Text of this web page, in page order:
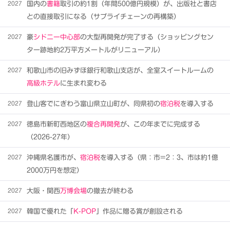
2027 国内の書籍取引の約1割（年間500億円規模）が、出版社と書店
との直接取引になる（サプライチェーンの再構築）
2027 豪シドニー中心部の大型再開発が完了する（ショッピングセン
ター跡地約2万平方メートルがリニューアル）
2027
和歌山市の旧みずほ銀行和歌山支店が、全室スイートルームの
高級ホテルに生まれ変わる
2027 登山客でにぎわう富山県立山町が、同県初の宿泊税を導入する
2027 徳島市新町西地区の複合再開発が、この年までに完成する
（2026-27年）
2027 沖縄県名護市が、 宿泊税を導入する（県：市=2：3、市は約1億
2000万円を想定）
2027 大阪・関西万博会場の撤去が終わる
2027 韓国で優れた「 K-POP 」作品に贈る賞が創設される